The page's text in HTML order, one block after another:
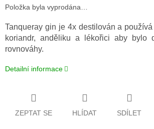
Položka byla vyprodána…
Tanqueray gin je 4x destilován a
koriandr, anděliku a lékořici aby bylo
rovnováhy.
Detailní informace
ZEPTAT SE HLÍDAT SDÍLET